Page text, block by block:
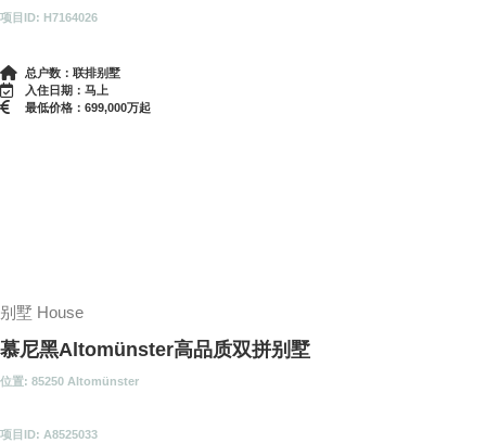
项目ID: H7164026
总户数：联排别墅
入住日期：马上
最低价格：699,000万起
别墅 House
慕尼黑Altomünster高品质双拼别墅
位置: 85250 Altomünster
项目ID: A8525033